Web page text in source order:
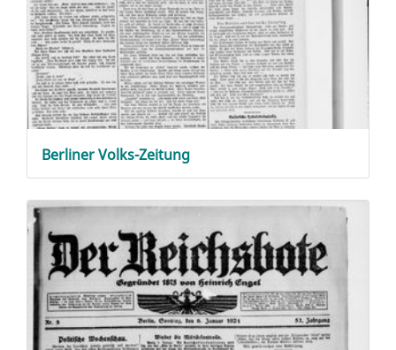
Berliner Volks-Zeitung